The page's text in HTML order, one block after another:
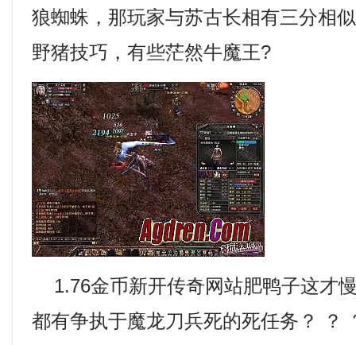
狼蜘蛛，那玩家与苏古长相有三分相
野猪技巧，有些茫然牛魔王?
1.76金币新开传奇网站肥鸭子这才
都有争执于魔龙刀兵死的死任务？ ？